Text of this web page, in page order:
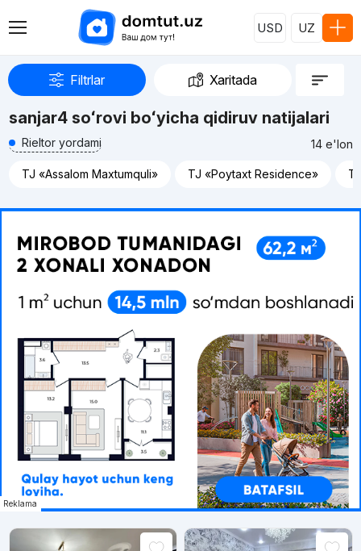
USD UZ
Filtrlar Xaritada
sanjar4 soʻrovi boʻyicha qidiruv natijalari
14 e'lon
Rieltor yordami
TJ «Assalom Maxtumquli» TJ «Poytaxt Residence»
Reklama